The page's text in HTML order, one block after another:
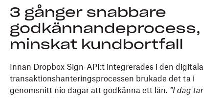
3 gånger snabbare
godkännandeprocess,
minskat kundbortfall
Innan Dropbox Sign-API:t integrerades i den digitala
transaktionshanteringsprocessen brukade det ta i
genomsnitt nio dagar att godkänna ett lån. ”I dag tar